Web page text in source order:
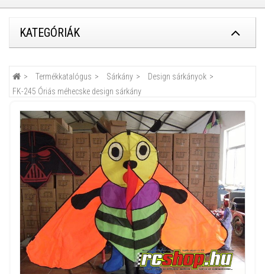
KATEGÓRIÁK
Termékkatalógus Sárkány
Design sárkányok
FK-245 Óriás méhecske design sárkány